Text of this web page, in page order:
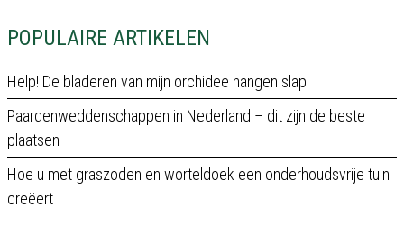
POPULAIRE ARTIKELEN
Help! De bladeren van mijn orchidee hangen slap!
Paardenweddenschappen in Nederland – dit zijn de beste
plaatsen
Hoe u met graszoden en worteldoek een onderhoudsvrije tuin
creëert